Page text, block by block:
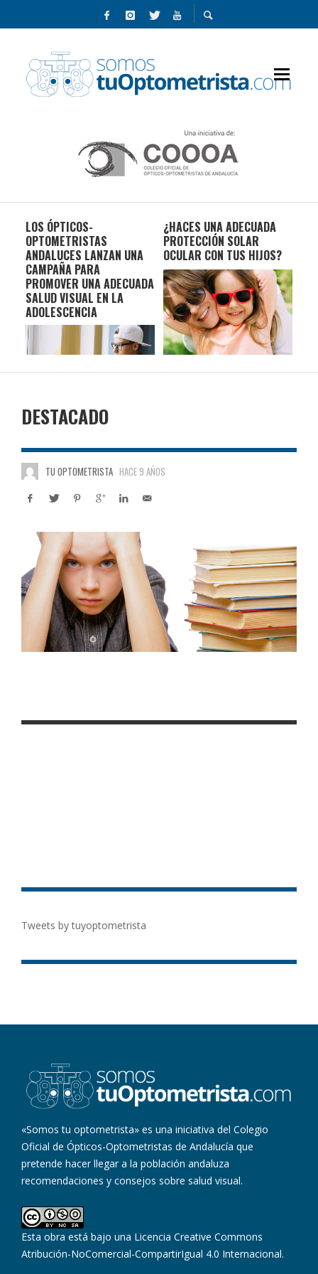
LOS ÓPTICOS-
OPTOMETRISTAS
ANDALUCES LANZAN UNA
CAMPAÑA PARA
PROMOVER UNA ADECUADA
SALUD VISUAL EN LA
ADOLESCENCIA
¿HACES UNA ADECUADA
PROTECCIÓN SOLAR
OCULAR CON TUS HIJOS?
DESTACADO
TU OPTOMETRISTA HACE 9 AÑOS
Tweets by tuyoptometrista
«Somos tu optometrista» es una iniciativa del Colegio
Oficial de Ópticos-Optometristas de Andalucía que
pretende hacer llegar a la población andaluza
recomendaciones y consejos sobre salud visual.
Esta obra está bajo una Licencia Creative Commons
Atribución-NoComercial-CompartirIgual 4.0 Internacional.